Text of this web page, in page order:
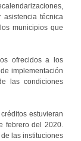
asistencia técnica
municipios que
ofrecidos a los
implementación
las condiciones
estuvieran
febrero del 2020.
las instituciones